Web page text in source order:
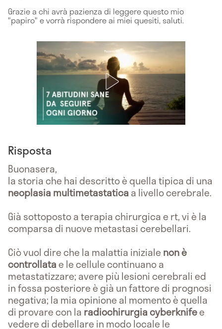
Grazie a chi avrà pazienza di leggere questo mio
"papiro" e vorrà rispondere ai miei quesiti, saluti.
Risposta
Buonasera,
la storia che hai descritto è quella tipica di una
neoplasia multimetastatica a livello cerebrale.
Già sottoposto a terapia chirurgica e rt, vi è la
comparsa di nuove metastasi cerebellari.
Ciò vuol dire che la malattia iniziale non è
controllatae le cellule continuano a
metastatizzare; avere più lesioni cerebrali ed
in fossa posteriore è già un fattore di prognosi
negativa; la mia opinione al momento è quella
di provare con la radiochirurgia cyberknifee
vedere di debellare in modo locale le